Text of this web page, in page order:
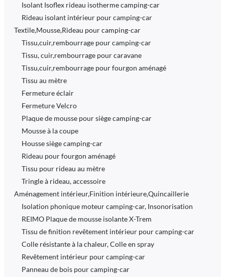
Isolant Isoflex rideau isotherme camping-car
Rideau isolant intérieur pour camping-car
Textile,Mousse,Rideau pour camping-car
Tissu,cuir,rembourrage pour camping-car
Tissu, cuir,rembourrage pour caravane
Tissu,cuir,rembourrage pour fourgon aménagé
Tissu au mètre
Fermeture éclair
Fermeture Velcro
Plaque de mousse pour siège camping-car
Mousse à la coupe
Housse siège camping-car
Rideau pour fourgon aménagé
Tissu pour rideau au mètre
Tringle à rideau, accessoire
Aménagement intérieur,Finition intérieure,Quincaillerie
Isolation phonique moteur camping-car, Insonorisation
REIMO Plaque de mousse isolante X-Trem
Tissu de finition revêtement intérieur pour camping-car
Colle résistante à la chaleur, Colle en spray
Revêtement intérieur pour camping-car
Panneau de bois pour camping-car